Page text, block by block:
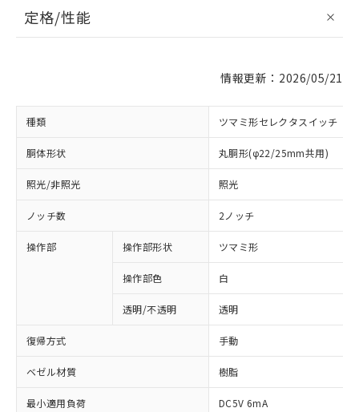
定格/性能
情報更新：2026/05/21
種類 ツマミ形セレクタスイッチ
胴体形状 丸胴形(φ22/25mm共用)
照光/非照光 照光
ノッチ数 2ノッチ
操作部 操作部形状 ツマミ形
操作部色 白
透明/不透明 透明
復帰方式 手動
ベゼル材質 樹脂
最小適用負荷 DC5V 6mA